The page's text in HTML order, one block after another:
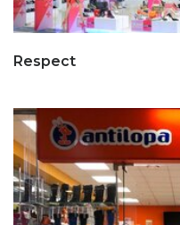
Respect